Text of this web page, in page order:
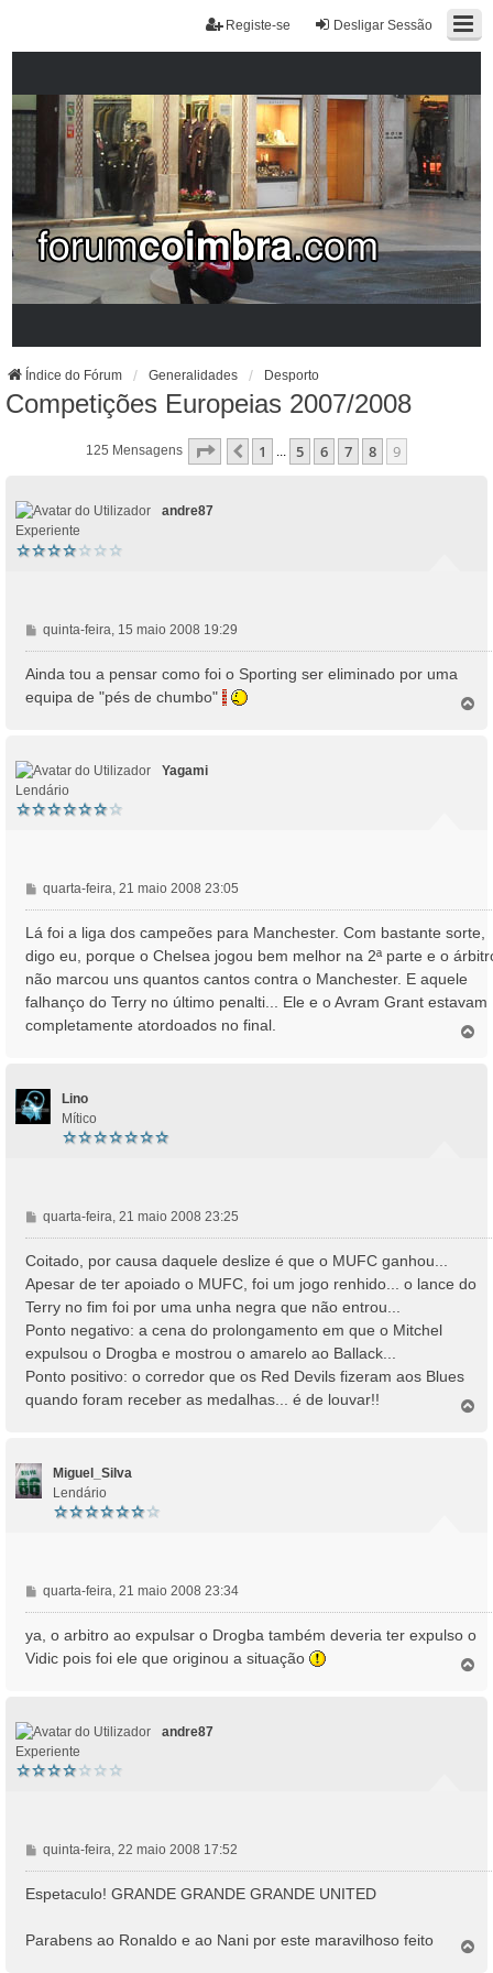
Desligar Sessão
Registe-se
Índice do Fórum Generalidades Desporto
Competições Europeias 2007/2008
125 Mensagens Página De9
Anterior
1 ... 5 6 7 8 9
andre87
Experiente
M
e
n
a
m
quinta-feira, 15 maio 2008 19:29
Ainda tou a pensar como foi o Sporting ser eliminado por uma
equipa de "pés de chumbo"
Yagami
Lendário
M
e
n
a
g
e
m
quarta-feira, 21 maio 2008 23:05
Lá foi a liga dos campeões para Manchester. Com bastante sorte,
digo eu, porque o Chelsea jogou bem melhor na 2ª parte e o
não marcou uns quantos cantos contra o Manchester. E aquele
falhanço do Terry no último penalti... Ele e o Avram Grant estavam
completamente atordoados no final.
Lino
Mítico
M
e
a
g
e
m
quarta-feira, 21 maio 2008 23:25
Coitado, por causa daquele deslize é que o MUFC ganhou...
Apesar de ter apoiado o MUFC, foi um jogo renhido... o lance do
Terry no fim foi por uma unha negra que não entrou...
Ponto negativo: a cena do prolongamento em que o Mitchel
expulsou o Drogba e mostrou o amarelo ao Ballack...
Ponto positivo: o corredor que os Red Devils fizeram aos Blues
quando foram receber as medalhas... é de louvar!!
Miguel_Silva
Lendário
M
e
n
s
a
m
quarta-feira, 21 maio 2008 23:34
ya, o arbitro ao expulsar o Drogba também deveria ter expulso o
Vidic pois foi ele que originou a situação
andre87
Experiente
M
e
n
g
quinta-feira, 22 maio 2008 17:52
Espetaculo! GRANDE GRANDE GRANDE UNITED
Parabens ao Ronaldo e ao Nani por este maravilhoso feito